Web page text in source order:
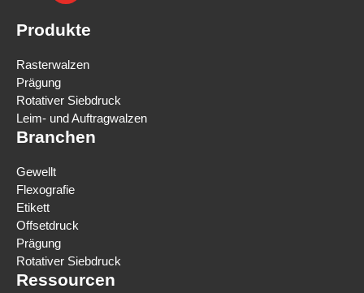
Produkte
Rasterwalzen
Prägung
Rotativer Siebdruck
Leim- und Auftragwalzen
Branchen
Gewellt
Flexografie
Etikett
Offsetdruck
Prägung
Rotativer Siebdruck
Ressourcen